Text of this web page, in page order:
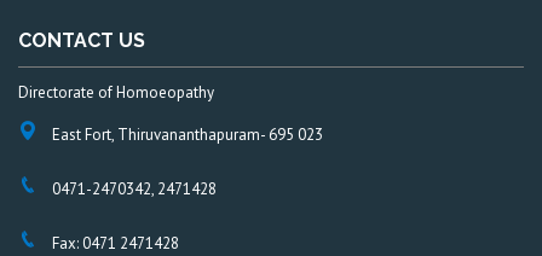
CONTACT US
Directorate of Homoeopathy
East Fort, Thiruvananthapuram- 695 023
0471-2470342, 2471428
Fax: 0471 2471428